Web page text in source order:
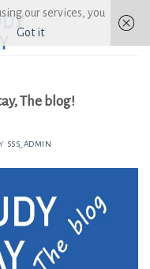
The blog!
SSS_ADMIN
our services, you
Got it